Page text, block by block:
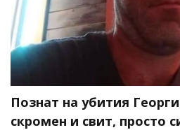
Познат на убития
скромен и свит, просто